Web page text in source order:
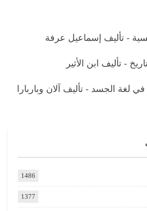
- تأليف إسماعيل عرفة
- تأليف ابن الأثير
لغة الجسد - تأليف آلان وباربارا
1486
1377